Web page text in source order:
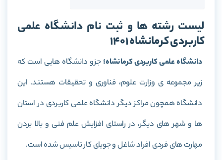
لیست رشته ها و ثبت نام دانشگاه علمی
کاربردی کرمانشاه 1401
دانشگاه علمی کاربردی کرمانشاه؛ جزو دانشگاه هایی است که
زیر مجموعه ی وزارت علوم، فناوری و تحقیقات هستند. این
دانشگاه همچون مراکز دیگر دانشگاه علمی کاربردی در استان
ها و شهر های دیگر، در راستای افزایش علم فنی و بالا بردن
مهارت های فردی افراد شاغل و جویای کار تاسیس شده است.